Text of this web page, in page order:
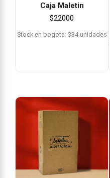
Caja Maletin
$22000
Stock en bogota: 334 unidades